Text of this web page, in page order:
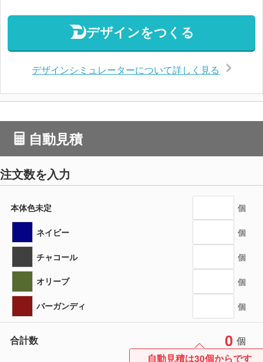
デザインをつくる
デザインシミュレーターについて詳しく見る
自動見積
注文数を入力
本体色未定 個
ネイビー 個
チャコール 個
オリーブ 個
バーガンディ 個
合計数 0 個
自動見積は30個からです